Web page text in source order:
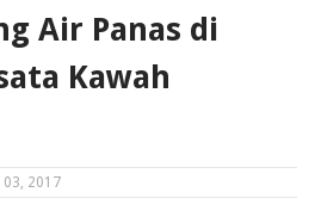
Air Panas di
Kawah
03, 2017